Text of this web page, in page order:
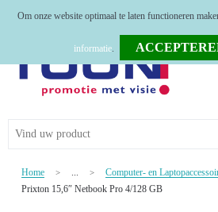
Relatiegeschenken
Werkkleding
Home > ... > Computer- en
Prixton 15,6″ Netbook Pro 4/128 GB
Om onze website optimaal te laten functioneren
informatie.